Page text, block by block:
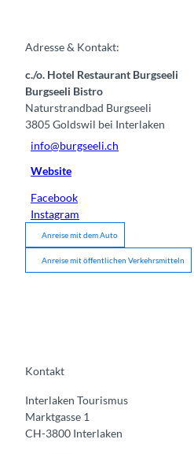
Adresse & Kontakt:
c./o. Hotel Restaurant Burgseeli
Burgseeli Bistro
Naturstrandbad Burgseeli
3805 Goldswil bei Interlaken
info@burgseeli.ch
Website
Facebook
Instagram
Anreise mit dem Auto
Anreise mit öffentlichen Verkehrsmitteln
Kontakt
Interlaken Tourismus
Marktgasse 1
CH-3800 Interlaken